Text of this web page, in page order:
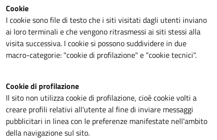
Cookie
I cookie sono file di testo che i siti visitati dagli utenti inviano
ai loro terminali e che vengono ritrasmessi ai siti stessi alla
visita successiva. I cookie si possono suddividere in due
macro-categorie: "cookie di profilazione" e "cookie tecnici".
Cookie di profilazione
Il sito non utilizza cookie di profilazione, cioè cookie volti a
creare profili relativi all'utente al fine di inviare messaggi
pubblicitari in linea con le preferenze manifestate nell'ambito
della navigazione sul sito.